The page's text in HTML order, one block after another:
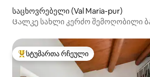
საცხოვრებელი (Val Maria-pur)
Ცალკე სახლი კერძო შემოღობილი
სტუმართა რჩეული მოწინავე ვარიანტი
სტუმართა რჩეული